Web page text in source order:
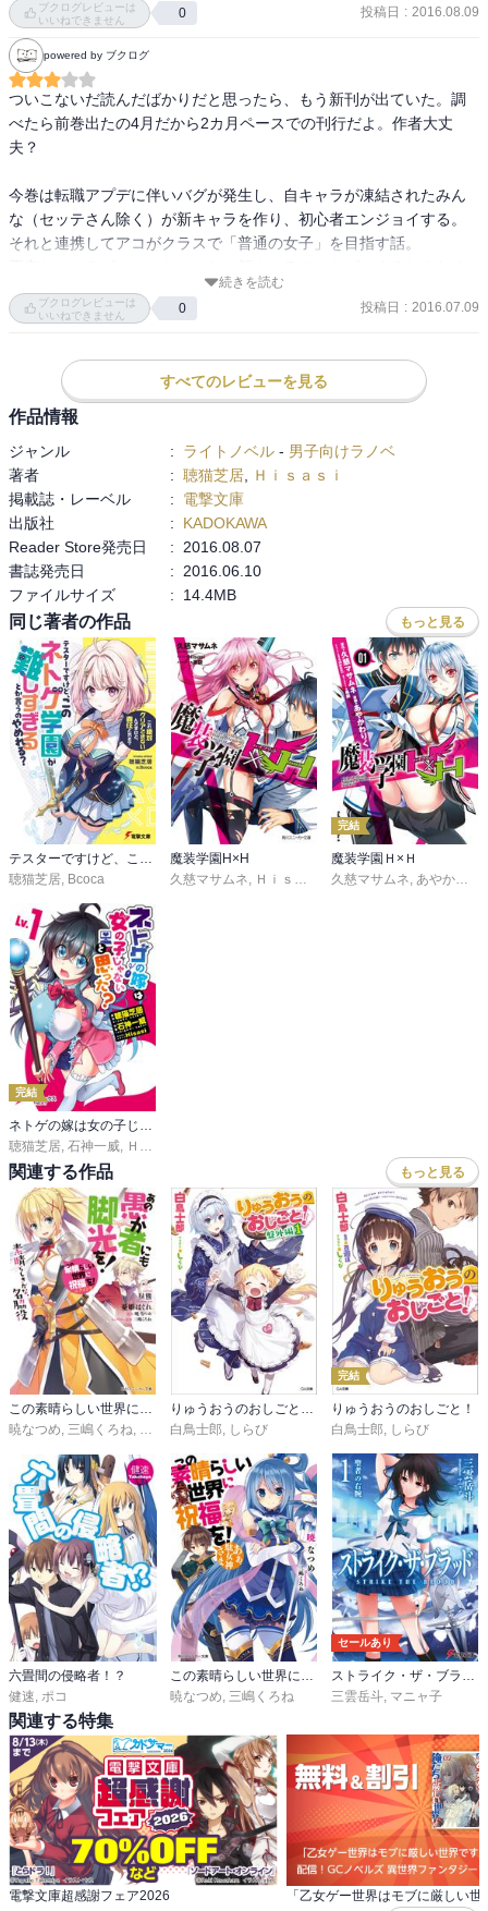
色々思い悩みながらも、結局は自分らしさに立ち返っていくとこ
ろなどは実に青春物語らしく、その悩ましさも含めて非常に爽快で
ある。ネトゲという題材を取りながら、その実シンプルに青春物語
を紡いでいる本シリーズとしては、本当にらしい物語だっただろ
う。
本シリーズの流れからして、次の巻で一つ終止符が打たれること
になると思うが（おおむね三巻構成で大きな流れが展開してい
る）、楽しみに待ちたいところだ。
ブクログレビューは
いいねできません
0 投稿日 : 2016.08.09
powered by ブクログ
ついこないだ読んだばかりだと思ったら、もう新刊が出ていた。調
べたら前巻出たの4月だから2カ月ペースでの刊行だよ。作者大丈
夫？
今巻は転職アプデに伴いバグが発生し、自キャラが凍結されたみん
な（セッテさん除く）が新キャラを作り、初心者エンジョイする。
それと連携してアコがクラスで「普通の女子」を目指す話。
さよりも、倉庫等が凍結されることによるぐだぐだ感の方が前に出
ていたし、効率重視に感じて初めてネトゲするんだというわくわく
いい感じの恋人関係になって、クラスメイトからも適度な距離感で
可愛がられ、部活では気の合う仲間とわいわいゲームを楽しむ……
アコは現状に十分満足しているから、これ以上望むものはないのか
だけなのは、アコ達本人は楽しいかもしれないけれど見ている方と
してはキツいかもなぁ。方向性はどうなるのやら。
続きを読む
ブクログレビューは
いいねできません
0 投稿日 : 2016.07.09
すべてのレビューを見る
作品情報
ジャンル : ライトノベル - 男子向けラノベ
著者
: 聴猫芝居
Ｈｉｓａｓｉ
掲載誌・レーベル
:
電撃文庫
出版社
:
KADOKAWA
Reader Store発売日
:
2016.08.07
書誌発売日
:
2016.06.10
ファイルサイズ
: 14.4MB
同じ著者の作品 もっと見る
テスターですけど、このネトゲ学園が難しすぎるとか言うのやめれる？
聴猫芝居, Bcoca
魔装学園H×H
久慈マサムネ, Ｈｉｓａｓｉ ,黒銀
完結
魔装学園Ｈ×Ｈ
久慈マサムネ, あやかわりく
完結
聴猫芝居 石神一威 Ｈｉｓａｓｉ
関連する作品 もっと見る
この素晴らしい世界に祝福を！エクストラ
暁なつめ, 三嶋くろね, 昼熊 ,憂姫はぐれ
りゅうおうのおしごと！ 盤外編
白鳥士郎, しらび
完結
りゅうおうのおしごと！
白鳥士郎, しらび
六畳間の侵略者！？
健速 ポコ
暁なつめ 三嶋くろね
セールあり
三雲岳斗 マニャ子
関連する特集
電撃文庫超感謝フェア2026